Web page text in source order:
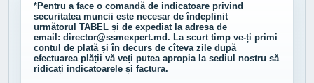
*Pentru a face o comandă de indicatoare privind
securitatea muncii este necesar de îndeplinit
următorul TABEL și de expediat la adresa de
email: director@ssmexpert.md. La scurt timp ve-ți primi
contul de plată și în decurs de cîteva zile după
efectuarea plății vă veți putea apropia la sediul nostru să
ridicați indicatoarele și factura.